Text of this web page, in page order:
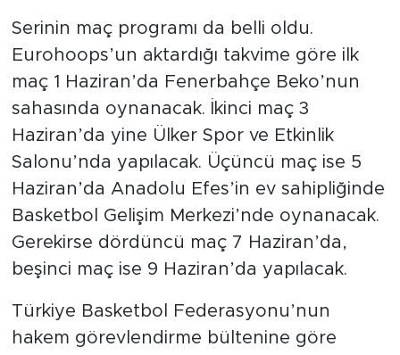
Serinin maç programı da belli oldu.
Eurohoops’un aktardığı takvime göre ilk
maç 1 Haziran’da Fenerbahçe Beko’nun
sahasında oynanacak. İkinci maç 3
Haziran’da yine Ülker Spor ve Etkinlik
Salonu’nda yapılacak. Üçüncü maç ise 5
Haziran’da Anadolu Efes’in ev sahipliğinde
Basketbol Gelişim Merkezi’nde oynanacak.
Gerekirse dördüncü maç 7 Haziran’da,
beşinci maç ise 9 Haziran’da yapılacak.
Türkiye Basketbol Federasyonu’nun
hakem görevlendirme bültenine göre